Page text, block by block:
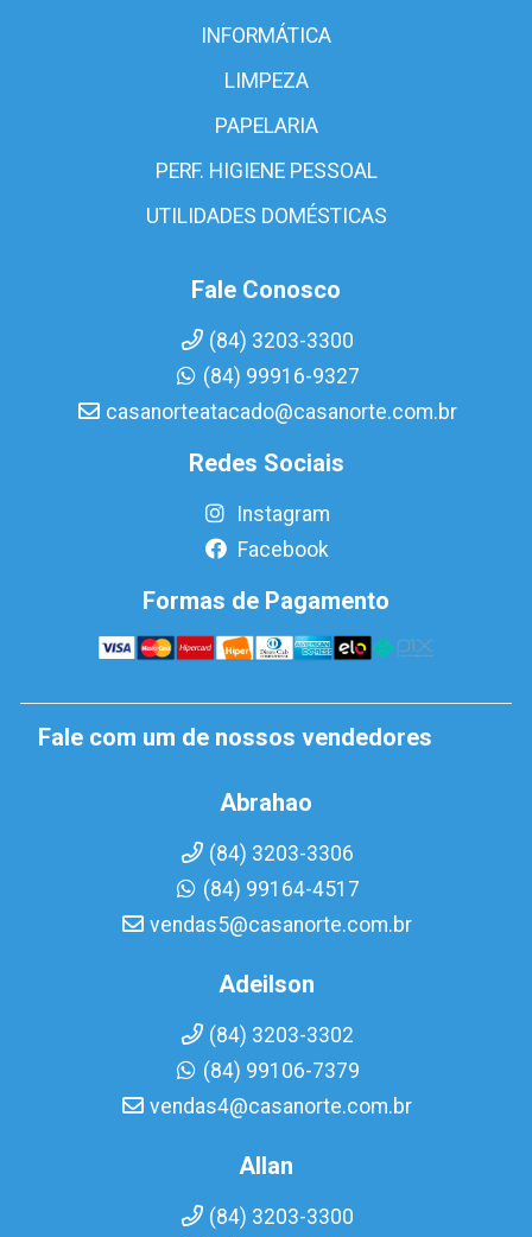
INFORMÁTICA
LIMPEZA
PAPELARIA
PERF. HIGIENE PESSOAL
UTILIDADES DOMÉSTICAS
Fale Conosco
(84) 3203-3300
(84) 99916-9327
casanorteatacado@casanorte.com.br
Redes Sociais
Instagram
Facebook
Formas de Pagamento
Fale com um de nossos vendedores
Abrahao
(84) 3203-3306
(84) 99164-4517
vendas5@casanorte.com.br
Adeilson
(84) 3203-3302
(84) 99106-7379
vendas4@casanorte.com.br
Allan
(84) 3203-3300